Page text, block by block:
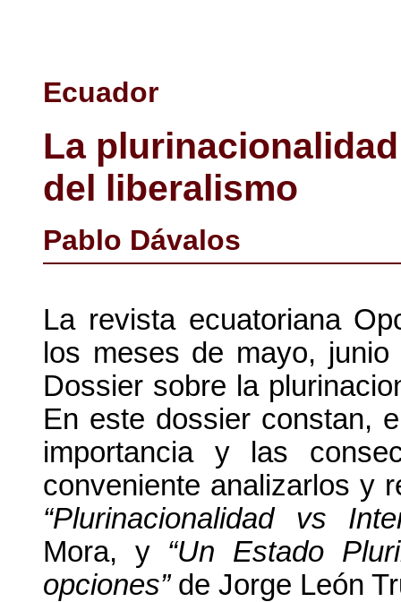
Ecuador
La
del liberalismo
Pablo Dávalos
La revista ecuatoriana
los meses de mayo,
Dossier sobre la
En este dossier constan,
importancia y las
conveniente analizarlos y
“Plurinacionalidad vs
Mora, y “Un Estado
opciones”de Jorge León